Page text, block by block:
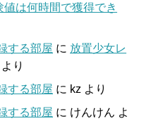
は何時間で獲得でき
する部屋 に 放置少女レ
より
する部屋 に kz より
する部屋 に けんけん よ